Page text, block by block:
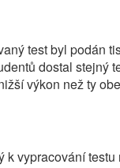
test byl podán
dostal stejný
výkon než ty
k vypracování